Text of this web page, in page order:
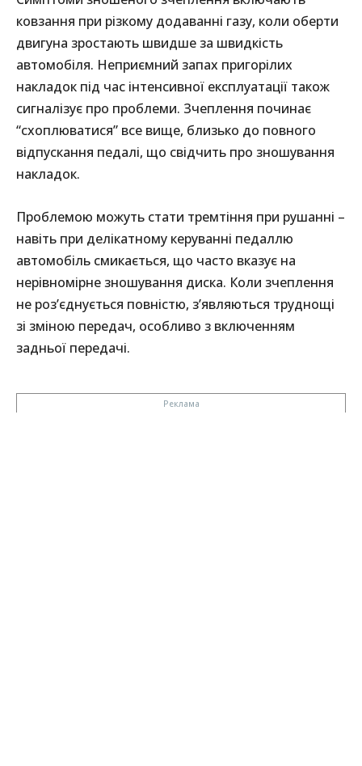
ковзання при різкому додаванні газу, коли оберти
двигуна зростають швидше за швидкість
автомобіля. Неприємний запах пригорілих
накладок під час інтенсивної експлуатації також
сигналізує про проблеми. Зчеплення починає
“схоплюватися” все вище, близько до повного
відпускання педалі, що свідчить про зношування
накладок.
Проблемою можуть стати тремтіння при рушанні –
навіть при делікатному керуванні педаллю
автомобіль смикається, що часто вказує на
нерівномірне зношування диска. Коли зчеплення
не роз’єднується повністю, з’являються труднощі
зі зміною передач, особливо з включенням
задньої передачі.